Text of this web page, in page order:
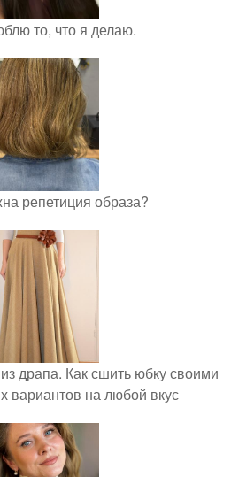
то, что я делаю.
репетиция образа?
драпа. Как сшить юбку своими
вариантов на любой вкус